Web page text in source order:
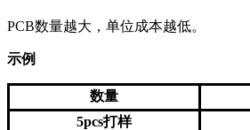
PCB数量越大，单位成本越低。
示例
数量
5pcs打样